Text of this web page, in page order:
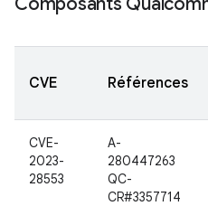
CVE Références
CVE-
2023-
28553
A-
280447263
QC-
CR#3357714